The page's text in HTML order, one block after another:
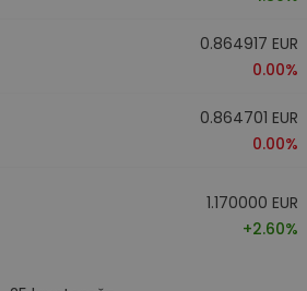
0.864917 EUR
0.00%
0.864701 EUR
0.00%
1.170000 EUR
+2.60%